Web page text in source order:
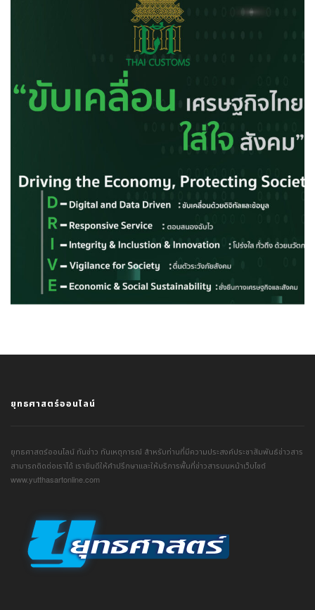
ยุทธศาสตร์ออนไลน์
ยุทธศาสตร์ออนไลน์ ทันข่าว ทันเหตุการณ์ สำหรับท่านที่มีความประสงค์ประชาสัมพันธ์ข่าวสาร
สามารถติดต่อเราได้ เรายินดีให้คำปรึกษาและให้บริการพื้นที่ข่าวสารบนหน้าเว็บไซต์
www.yutthasartonline.com